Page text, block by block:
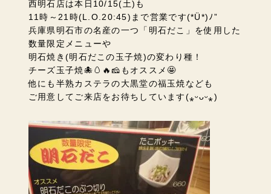
西明石店は本日10/15(土)も
11時～21時(L.O.20:45)まで営業です(*Ü*)ﾉ”
兵庫県明石市の名産の一つ「明石だこ」を使用した
数量限定メニューや
明石焼き(明石だこの玉子焼)の変わり種！
チーズ玉子焼🐙🥚🔥🧀もオススメ🤩
他にも半熟カステラの大黒堂の福玉焼なども
ご用意してご来店をお待ちしています(⁎ᵕᴗᵕ⁎)